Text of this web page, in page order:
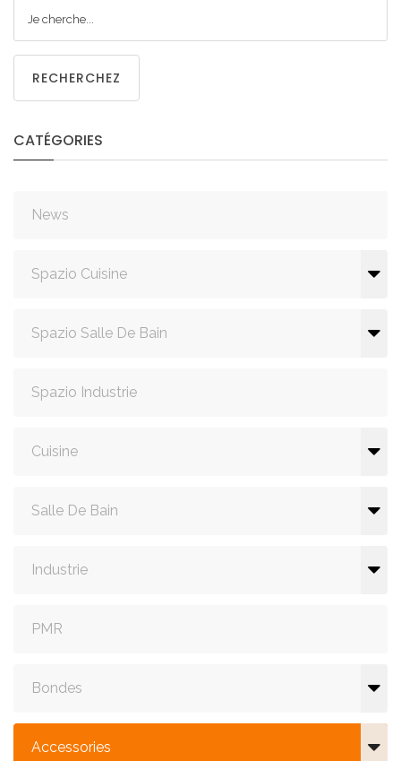
RECHERCHEZ
CATÉGORIES
News
Spazio Cuisine
Spazio Salle De Bain
Spazio Industrie
Cuisine
Salle De Bain
Industrie
PMR
Bondes
Accessories